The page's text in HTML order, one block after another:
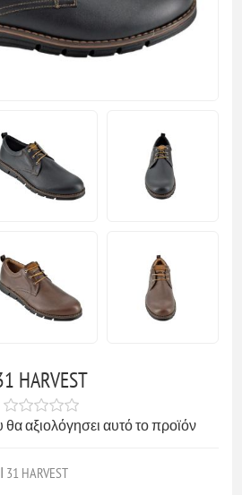
HARVEST
αξιολόγησει αυτό το προϊόν